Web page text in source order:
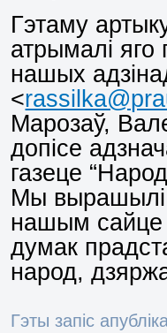
Гэтаму
атрымалі
нашых
<
Марозаў,
допісе
газеце
Мы вырашылі
нашым сайце
думак
народ,
Гэты запіс